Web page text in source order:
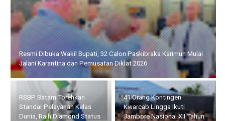
Resmi Dibuka Wakil Bupati, 32 Calon Paskibraka Karimun Mulai
Jalani Karantina dan Pemusatan Diklat 2026
RSBP Batam Torehkan
Standar Pelayanan Kelas
Dunia, Raih Diamond Status
41 Orang Kontingen
Kwarcab Lingga Ikuti
Jambore Nasional XII Tahun